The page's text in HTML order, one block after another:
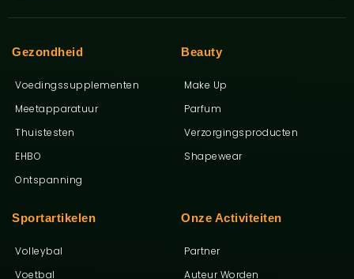
Onze Activiteiten
Partner
Auteur Worden
Sportartikelen
Volleybal
Voetbal
Beauty
Make Up
Parfum
Verzorgingsproducten
Shapewear
Gezondheid
Voedingssupplementen
Meetapparatuur
Thuistesten
EHBO
Ontspanning